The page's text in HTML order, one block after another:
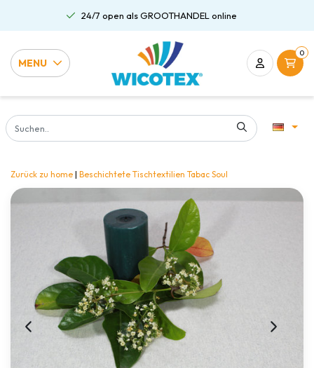
24/7 open als GROOTHANDEL online
MENU
0
Zurück zu home | Beschichtete Tischtextilien Tabac Soul